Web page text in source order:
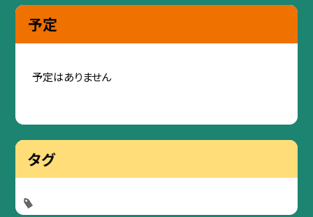
予定
予定はありません
タグ